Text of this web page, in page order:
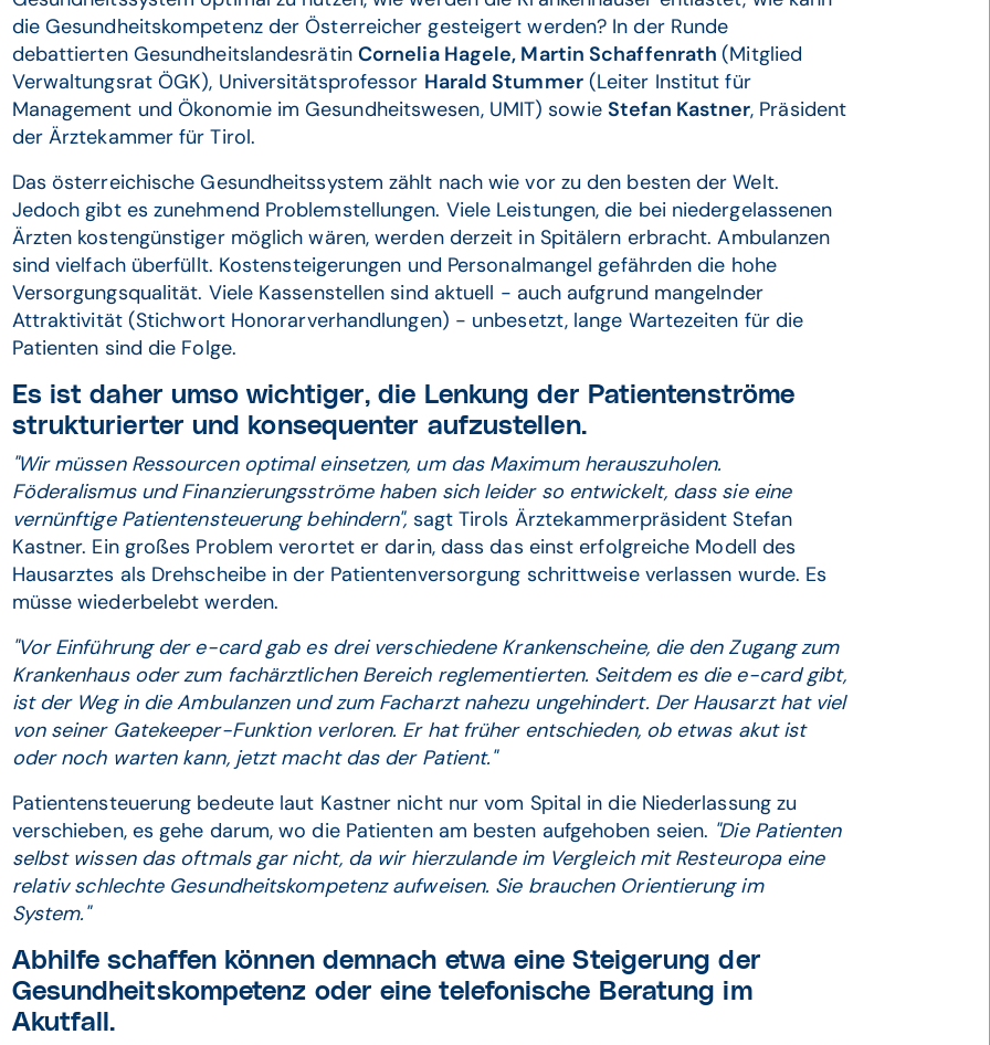
die Gesundheitskompetenz der Österreicher gesteigert werden? In der Runde
debattierten Gesundheitslandesrätin Cornelia Hagele, Martin Schaffenrath(Mitglied
Verwaltungsrat ÖGK), Universitätsprofessor Harald Stummer(Leiter Institut für
Management und Ökonomie im Gesundheitswesen, UMIT) sowie Stefan Kastner, Präsident
der Ärztekammer für Tirol.
Das österreichische Gesundheitssystem zählt nach wie vor zu den besten der Welt.
Jedoch gibt es zunehmend Problemstellungen. Viele Leistungen, die bei niedergelassenen
Ärzten kostengünstiger möglich wären, werden derzeit in Spitälern erbracht. Ambulanzen
sind vielfach überfüllt. Kostensteigerungen und Personalmangel gefährden die hohe
Versorgungsqualität. Viele Kassenstellen sind aktuell - auch aufgrund mangelnder
Attraktivität (Stichwort Honorarverhandlungen) - unbesetzt, lange Wartezeiten für die
Patienten sind die Folge.
Es ist daher umso wichtiger, die Lenkung der Patientenströme
strukturierter und konsequenter aufzustellen.
"Wir müssen Ressourcen optimal einsetzen, um das Maximum herauszuholen.
Föderalismus und Finanzierungsströme haben sich leider so entwickelt, dass sie eine
vernünftige Patientensteuerung behindern", sagt Tirols Ärztekammerpräsident Stefan
Kastner. Ein großes Problem verortet er darin, dass das einst erfolgreiche Modell des
Hausarztes als Drehscheibe in der Patientenversorgung schrittweise verlassen wurde. Es
müsse wiederbelebt werden.
"Vor Einführung der e-card gab es drei verschiedene Krankenscheine, die den Zugang zum
Krankenhaus oder zum fachärztlichen Bereich reglementierten. Seitdem es die e-card gibt,
ist der Weg in die Ambulanzen und zum Facharzt nahezu ungehindert. Der Hausarzt hat viel
von seiner Gatekeeper-Funktion verloren. Er hat früher entschieden, ob etwas akut ist
oder noch warten kann, jetzt macht das der Patient."
Patientensteuerung bedeute laut Kastner nicht nur vom Spital in die Niederlassung zu
verschieben, es gehe darum, wo die Patienten am besten aufgehoben seien. "Die Patienten
selbst wissen das oftmals gar nicht, da wir hierzulande im Vergleich mit Resteuropa eine
relativ schlechte Gesundheitskompetenz aufweisen. Sie brauchen Orientierung im
System."
Abhilfe schaffen können demnach etwa eine Steigerung der
Gesundheitskompetenz oder eine telefonische Beratung im
Akutfall.